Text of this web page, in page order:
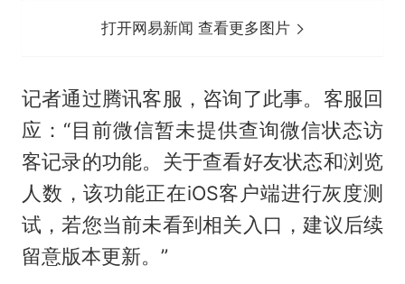
打开网易新闻 查看更多图片
记者通过腾讯客服，咨询了此事。客服回
应：“目前微信暂未提供查询微信状态访
客记录的功能。关于查看好友状态和浏览
人数，该功能正在iOS客户端进行灰度测
试，若您当前未看到相关入口，建议后续
留意版本更新。”